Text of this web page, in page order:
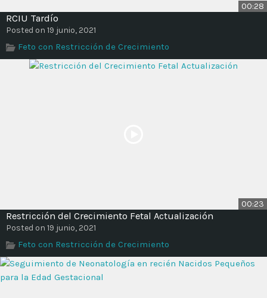
00:28
RCIU Tardío
Posted on 19 junio, 2021
Feto con Restricción de Crecimiento
00:23
Restricción del Crecimiento Fetal Actualización
Posted on 19 junio, 2021
Feto con Restricción de Crecimiento